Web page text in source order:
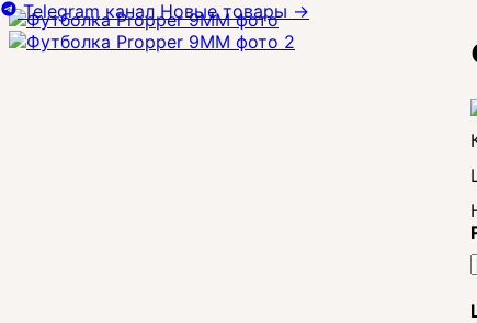
Telegram канал Новые товары →